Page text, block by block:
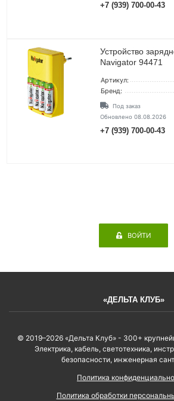
+7 (939) 700-00-43
Устройство
Navigator 94471
Артикул:
Бренд:
Под заказ
Обновлено 08.08.2026
+7 (939) 700-00-43
ВОЙТИ
«ДЕЛЬТА КЛУБ»
© 2019–2026 «Дельта Клуб» - 300+
Электрика, кабель, светотехника,
безопасности, инженерная
Политика
Политика обработки